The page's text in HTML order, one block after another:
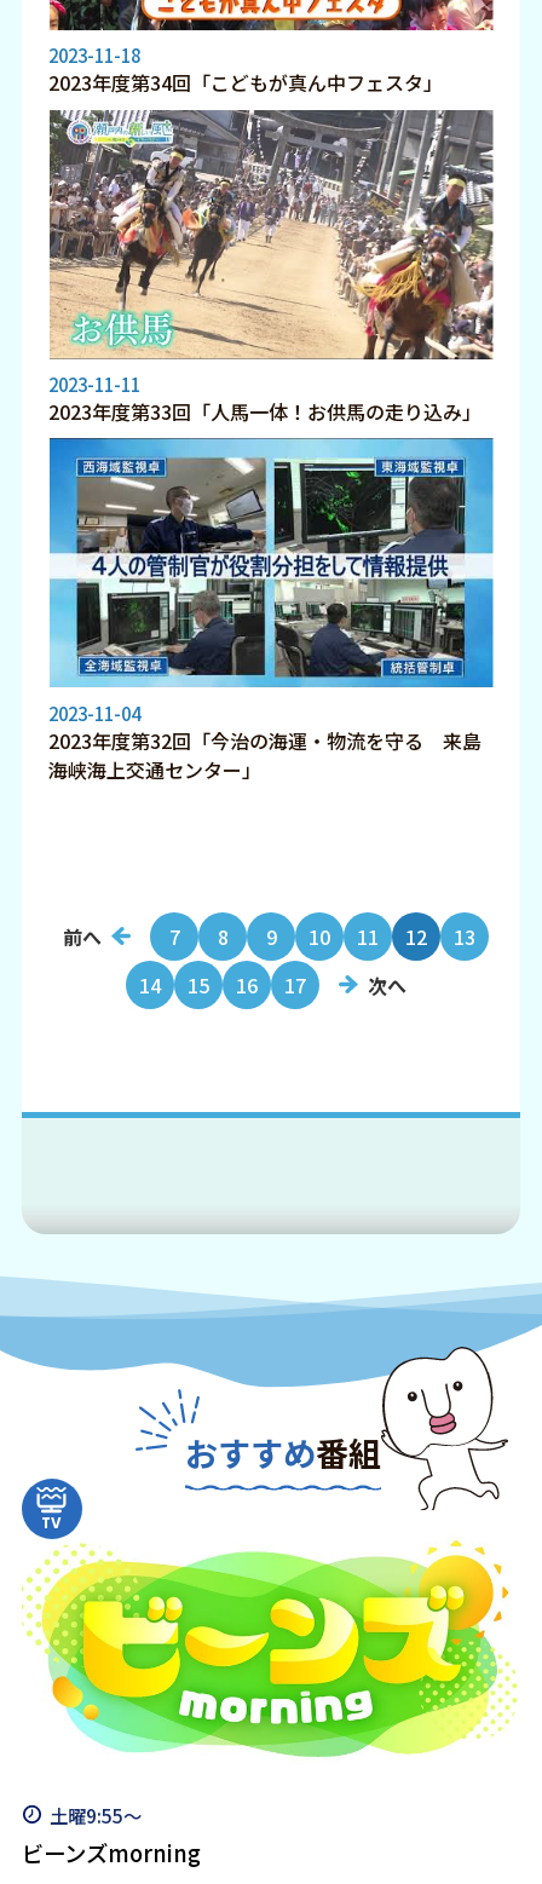
2023-11-18
2023年度第34回「こどもが真ん中フェスタ」
2023-11-11
2023年度第33回「人馬一体！お供馬の走り込み」
2023-11-04
2023年度第32回「今治の海運・物流を守る 来島
海峡海上交通センター」
前へ 7 8 9 10 11 12
13
14
15 16 17 次へ
おすすめ番組
土曜9:55～
ビーンズmorning